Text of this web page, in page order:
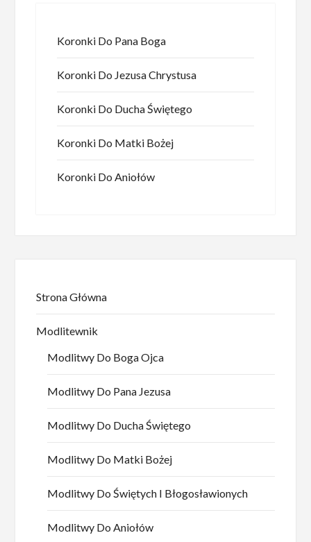
Koronki Do Pana Boga
Koronki Do Jezusa Chrystusa
Koronki Do Ducha Świętego
Koronki Do Matki Bożej
Koronki Do Aniołów
Strona Główna
Modlitewnik
Modlitwy Do Boga Ojca
Modlitwy Do Pana Jezusa
Modlitwy Do Ducha Świętego
Modlitwy Do Matki Bożej
Modlitwy Do Świętych I Błogosławionych
Modlitwy Do Aniołów